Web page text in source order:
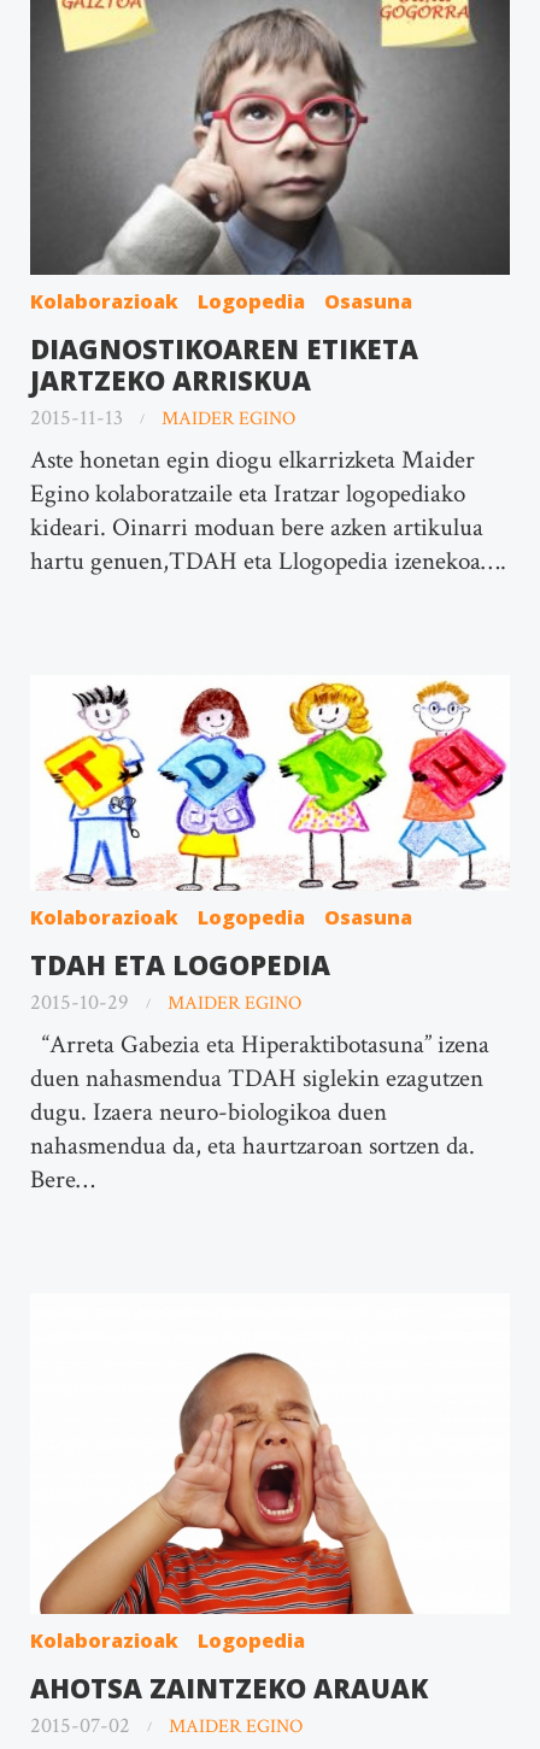
Kolaborazioak Logopedia Osasuna
DIAGNOSTIKOAREN ETIKETA
JARTZEKO ARRISKUA
2015-11-13 MAIDER EGINO
Aste honetan egin diogu elkarrizketa Maider
Egino kolaboratzaile eta Iratzar logopediako
kideari. Oinarri moduan bere azken artikulua
hartu genuen,TDAH eta Llogopedia izenekoa….
Kolaborazioak Logopedia Osasuna
TDAH ETA LOGOPEDIA
2015-10-29 MAIDER EGINO
“Arreta Gabezia eta Hiperaktibotasuna” izena
duen nahasmendua TDAH siglekin ezagutzen
dugu. Izaera neuro-biologikoa duen
nahasmendua da, eta haurtzaroan sortzen da.
Bere…
Kolaborazioak Logopedia
AHOTSA ZAINTZEKO ARAUAK
2015-07-02 MAIDER EGINO